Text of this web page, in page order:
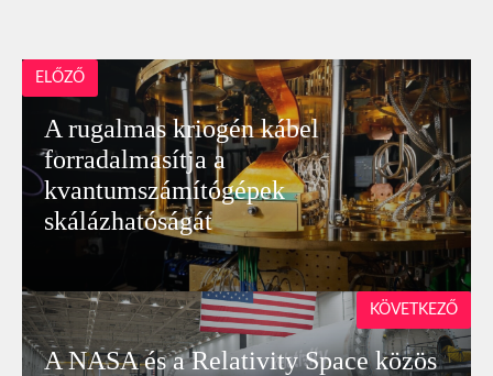
ELŐZŐ
A rugalmas kriogén kábel
forradalmasítja a
kvantumszámítógépek
skálázhatóságát
A NASA és a Relativity Space közös
KÖVETKEZŐ